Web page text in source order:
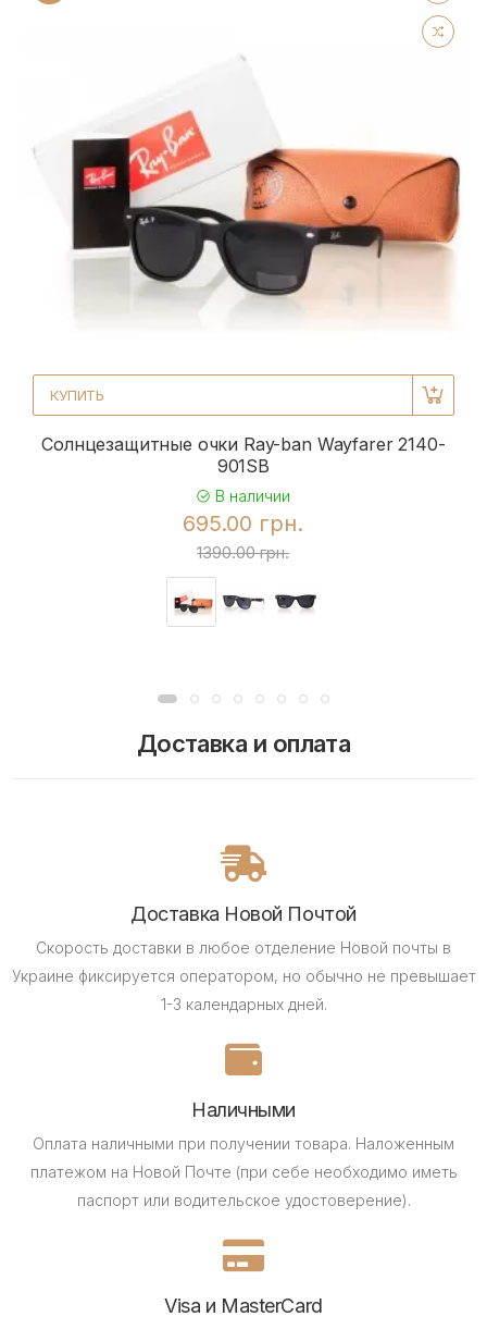
КУПИТЬ
Солнцезащитные очки Ray-ban Wayfarer 2140-
901SB
В наличии
695.00 грн.
1390.00 грн.
Доставка и оплата
Доставка Новой Почтой
Скорость доставки в любое отделение Новой почты в
Украине фиксируется оператором, но обычно не превышает
1-3 календарных дней.
Наличными
Оплата наличными при получении товара. Наложенным
платежом на Новой Почте (при себе необходимо иметь
паспорт или водительское удостоверение).
Visa и MasterCard